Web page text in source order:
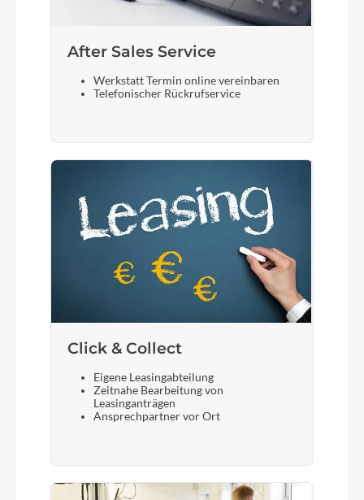
After Sales Service
Werkstatt Termin online vereinbaren
Telefonischer Rückrufservice
Click & Collect
Eigene Leasingabteilung
Zeitnahe Bearbeitung von
Leasinganträgen
Ansprechpartner vor Ort